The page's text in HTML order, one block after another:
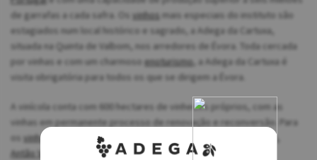
de garrafas a cada safra. Os vinhos mais especiais do instituto são
estagiados num local histórico e sagrado, a Adega da Cartuxa,
situada na Quinta de Valbom, nos arredores de Évora. Toda cercada
por vinhas e com um charmoso enoturismo, a Adega da Cartuxa é
visita obrigatória para todos os que se dirigem a Évora.
A vinícola conta com 600 hectares de vinhedos próprios, com as
vinhas em permanente processo de renovação e reconversão. Para
os vinhos brancos , as principais castas utilizadas são Roupeiro,
Antão Vaz
. Já para ostintos , as uvas mais usadas são